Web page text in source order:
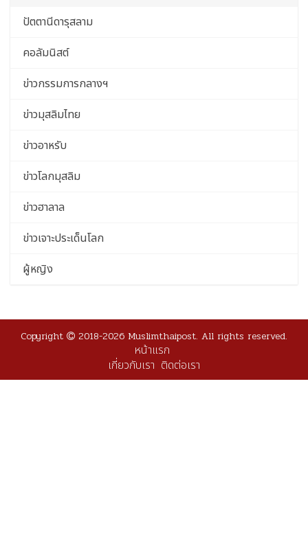
ปัตตานีดารุสลาม
คอลัมนิสต์
ข่าวกรรมการกลางฯ
ข่าวมุสลิมไทย
ข่าวอาหรับ
ข่าวโลกมุสลิม
ข่าวฮาลาล
ข่าวเจาะประเด็นโลก
ผู้หญิง